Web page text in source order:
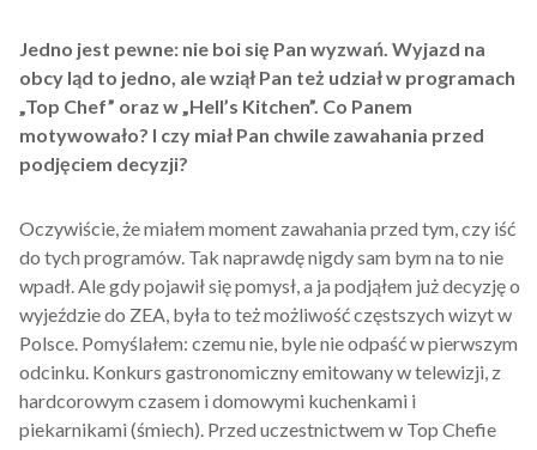
Jedno jest pewne: nie boi się Pan wyzwań. Wyjazd na
obcy ląd to jedno, ale wziął Pan też udział w programach
„Top Chef” oraz w „Hell’s Kitchen”. Co Panem
motywowało? I czy miał Pan chwile zawahania przed
podjęciem decyzji?
Oczywiście, że miałem moment zawahania przed tym, czy iść
do tych programów. Tak naprawdę nigdy sam bym na to nie
wpadł. Ale gdy pojawił się pomysł, a ja podjąłem już decyzję o
wyjeździe do ZEA, była to też możliwość częstszych wizyt w
Polsce. Pomyślałem: czemu nie, byle nie odpaść w pierwszym
odcinku. Konkurs gastronomiczny emitowany w telewizji, z
hardcorowym czasem i domowymi kuchenkami i
piekarnikami (śmiech). Przed uczestnictwem w Top Chefie